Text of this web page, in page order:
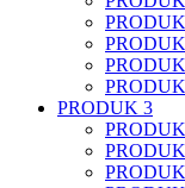
PRODUK 3